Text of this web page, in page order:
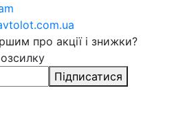
про акції і знижки?
Підписатися